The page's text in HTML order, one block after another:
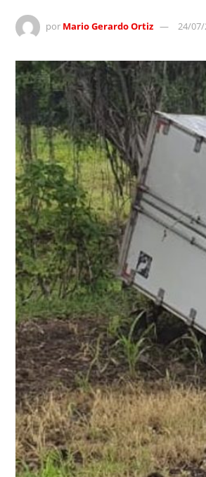
por Mario Gerardo Ortiz 24/07/